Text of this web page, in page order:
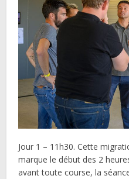
Jour 1 – 11h30. Cette
marque le début des 2
avant toute course, la